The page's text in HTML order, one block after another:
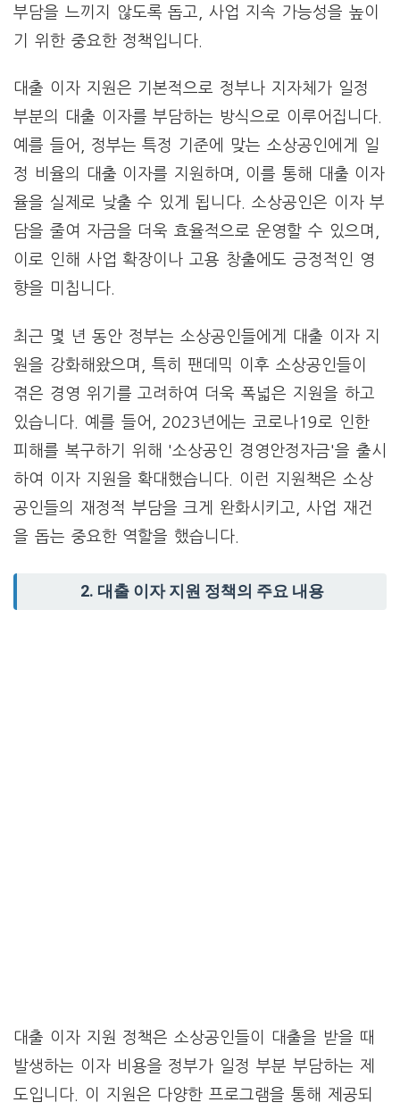
부담을 느끼지 않도록 돕고, 사업 지속 가능성을 높이
기 위한 중요한 정책입니다.
대출 이자 지원은 기본적으로 정부나 지자체가 일정
부분의 대출 이자를 부담하는 방식으로 이루어집니다.
예를 들어, 정부는 특정 기준에 맞는 소상공인에게 일
정 비율의 대출 이자를 지원하며, 이를 통해 대출 이자
율을 실제로 낮출 수 있게 됩니다. 소상공인은 이자 부
담을 줄여 자금을 더욱 효율적으로 운영할 수 있으며,
이로 인해 사업 확장이나 고용 창출에도 긍정적인 영
향을 미칩니다.
최근 몇 년 동안 정부는 소상공인들에게 대출 이자 지
원을 강화해왔으며, 특히 팬데믹 이후 소상공인들이
겪은 경영 위기를 고려하여 더욱 폭넓은 지원을 하고
있습니다. 예를 들어, 2023년에는 코로나19로 인한
피해를 복구하기 위해 '소상공인 경영안정자금'을 출시
하여 이자 지원을 확대했습니다. 이런 지원책은 소상
공인들의 재정적 부담을 크게 완화시키고, 사업 재건
을 돕는 중요한 역할을 했습니다.
2. 대출 이자 지원 정책의 주요 내용
대출 이자 지원 정책은 소상공인들이 대출을 받을 때
발생하는 이자 비용을 정부가 일정 부분 부담하는 제
도입니다. 이 지원은 다양한 프로그램을 통해 제공되